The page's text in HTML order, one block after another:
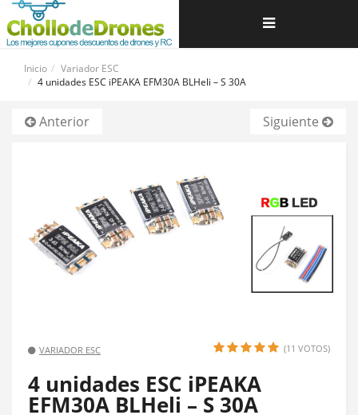
Navegación
Inicio
Variador ESC
4 unidades ESC iPEAKA EFM30A BLHeli – S 30A
Anterior Siguiente
VARIADOR ESC (11 VOTOS)
4 unidades ESC iPEAKA
EFM30A BLHeli – S 30A